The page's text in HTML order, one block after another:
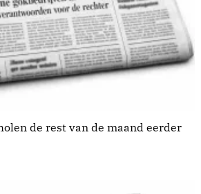
de rest van de maand eerder